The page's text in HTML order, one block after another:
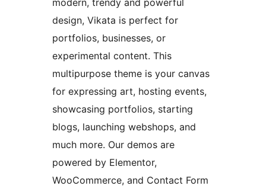
modern, trendy and powerful
design, Vikata is perfect for
portfolios, businesses, or
experimental content. This
multipurpose theme is your canvas
for expressing art, hosting events,
showcasing portfolios, starting
blogs, launching webshops, and
much more. Our demos are
powered by Elementor,
WooCommerce, and Contact Form